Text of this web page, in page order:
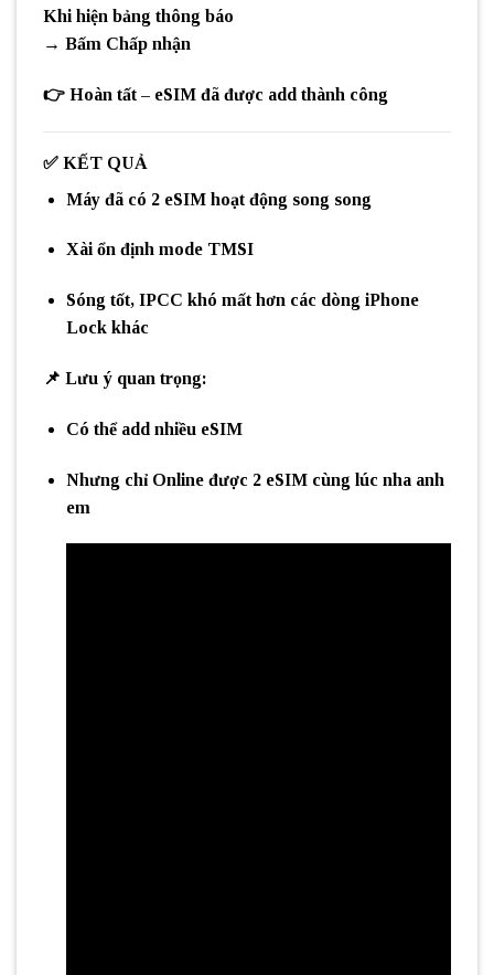
Khi hiện bảng thông báo
→ Bấm Chấp nhận
👉 Hoàn tất – eSIM đã được add thành công
✅ KẾT QUẢ
Máy đã có 2 eSIM hoạt động song song
Xài ổn định mode TMSI
Sóng tốt, IPCC khó mất hơn các dòng iPhone
Lock khác
📌 Lưu ý quan trọng:
Có thể add nhiều eSIM
Nhưng chỉ Online được 2 eSIM cùng lúc nha anh
em